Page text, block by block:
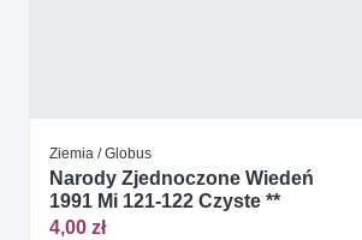
Ziemia / Globus
Narody Zjednoczone Wiedeń
1991 Mi 121-122 Czyste **
4,00 zł